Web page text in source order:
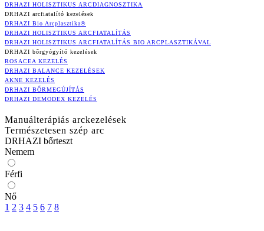
DRHAZI HOLISZTIKUS ARCDIAGNOSZTIKA
DRHAZI arcfiatalító kezelések
DRHAZI Bio Arcplasztika®
DRHAZI HOLISZTIKUS ARCFIATALÍTÁS
DRHAZI HOLISZTIKUS ARCFIATALÍTÁS BIO ARCPLASZTIKÁVAL
DRHAZI bőrgyógyító kezelések
ROSACEA KEZELÉS
DRHAZI BALANCE KEZELÉSEK
AKNE KEZELÉS
DRHAZI BŐRMEGÚJÍTÁS
DRHAZI DEMODEX KEZELÉS
Manuálterápiás arckezelések
Természetesen szép arc
DRHAZI bőrteszt
Nemem
Férfi
Nő
1 2 3 4 5 6 7 8